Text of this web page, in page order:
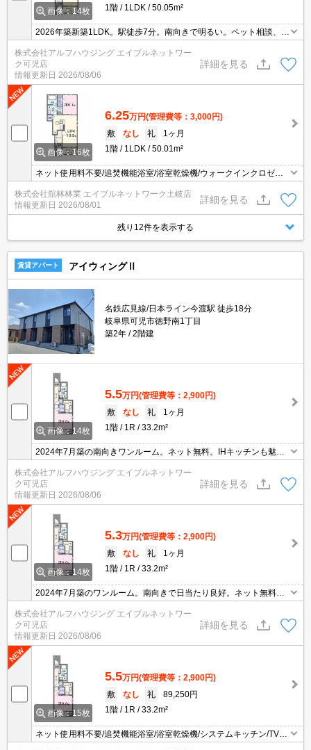
画像：14枚
1階
1LDK 50.05m²
2026年築新築1LDK。駅徒歩7分。南向きで明るい。ペット相談、ネ
ット無料、宅配ボックスも。
株式会社アルフハウジング エイブルネットワー
ク可児店
情報更新日 2026/08/06
詳細を見る
画像：16枚
6.25万円(管理費等：3,000円)
敷
なし 礼
1ヶ月
1階
1LDK 50.01m²
ネット使用料不要/追焚機能浴室/浴室乾燥機/ウォークインクロゼッ
ト/システムキッチン/TVインターホン/宅配ボックス/防犯カメラ/エア
コン2台/ペット相談/シャワー付洗面台/温水洗浄便座/IHヒーター/床
下収納/物置/シューズボックス/24時間換気/オートバス/複層ガラス/
室内物干し/角住戸/シャッター/サンルーム
株式会社舘林林業 エイブルネットワーク土岐店
情報更新日 2026/08/01
詳細を見る
残り12件を表示する
賃貸アパート アイウィングⅡ
名鉄広見線/日本ライン今渡駅 徒歩18分
岐阜県可児市徳野南1丁目
築2年
2階建
画像：14枚
5.5万円(管理費等：2,900円)
敷
なし 礼
1ヶ月
1階
1R 33.2m²
2024年7月築の南向きワンルーム。ネット無料。IHキッチンも魅力
です。
株式会社アルフハウジング エイブルネットワー
ク可児店
情報更新日 2026/08/06
詳細を見る
画像：14枚
5.3万円(管理費等：2,900円)
敷
なし 礼
1ヶ月
1階
1R 33.2m²
2024年7月築のワンルーム。南向きで日当たり良好。ネット無料で
快適な一人暮らしをサポート。設備も充実。
株式会社アルフハウジング エイブルネットワー
ク可児店
情報更新日 2026/08/06
詳細を見る
画像：15枚
5.5万円(管理費等：2,900円)
敷
なし 礼
89,250円
1階
1R 33.2m²
ネット使用料不要/追焚機能浴室/浴室乾燥機/システムキッチン/TVイ
ンターホン/宅配ボックス/防犯カメラ/エアコン/照明付き/シャワー付